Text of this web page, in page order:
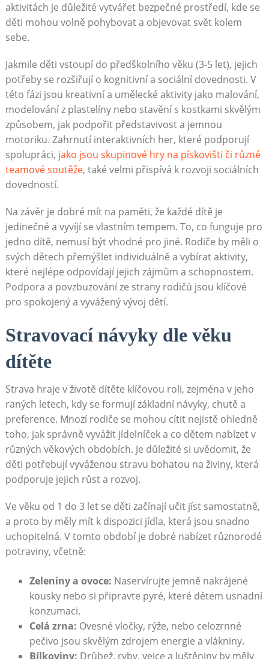
aktivitách je důležité vytvářet bezpečné prostředí, kde se
děti mohou volně pohybovat a objevovat svět kolem
sebe.
Jakmile děti vstoupí do předškolního věku (3-5 let), jejich
potřeby se rozšiřují o kognitivní a sociální dovednosti. V
této fázi jsou kreativní a umělecké aktivity jako malování,
modelování z plastelíny nebo stavění s kostkami skvělým
způsobem, jak podpořit představivost a jemnou
motoriku. Zahrnutí interaktivních her, které podporují
spolupráci, jako jsou skupinové hry na pískovišti či různé
teamové soutěže, také velmi přispívá k rozvoji sociálních
dovedností.
Na závěr je dobré mít na paměti, že každé dítě je
jedinečné a vyvíjí se vlastním tempem. To, co funguje pro
jedno dítě, nemusí být vhodné pro jiné. Rodiče by měli o
svých dětech přemýšlet individuálně a vybírat aktivity,
které nejlépe odpovídají jejich zájmům a schopnostem.
Podpora a povzbuzování ze strany rodičů jsou klíčové
pro spokojený a vyvážený vývoj dětí.
Stravovací návyky dle věku
dítěte
Strava hraje v životě dítěte klíčovou roli, zejména v jeho
raných letech, kdy se formují základní návyky, chutě a
preference. Mnozí rodiče se mohou cítit nejistě ohledně
toho, jak správně vyvážit jídelníček a co dětem nabízet v
různých věkových obdobích. Je důležité si uvědomit, že
děti potřebují vyváženou stravu bohatou na živiny, která
podporuje jejich růst a rozvoj.
Ve věku od 1 do 3 let se děti začínají učit jíst samostatně,
a proto by měly mít k dispozici jídla, která jsou snadno
uchopitelná. V tomto období je dobré nabízet různorodé
potraviny, včetně:
Zeleniny a ovoce: Naservírujte jemně nakrájené
kousky nebo si připravte pyré, které dětem usnadní
konzumaci.
Celá zrna: Ovesné vločky, rýže, nebo celozrnné
pečivo jsou skvělým zdrojem energie a vlákniny.
Bílkoviny: Drůbež, ryby, vejce a luštěniny by měly